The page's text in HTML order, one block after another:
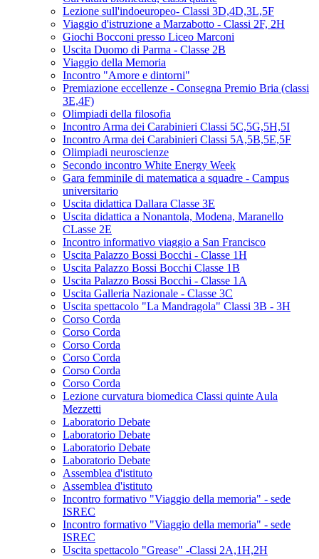
Lezione sull'indoeuropeo- Classi 3D,4D,3L,5F
Viaggio d'istruzione a Marzabotto - Classi 2F, 2H
Giochi Bocconi presso Liceo Marconi
Uscita Duomo di Parma - Classe 2B
Viaggio della Memoria
Incontro "Amore e dintorni"
Premiazione eccellenze - Consegna Premio Bria (classi
3E,4F)
Olimpiadi della filosofia
Incontro Arma dei Carabinieri Classi 5C,5G,5H,5I
Incontro Arma dei Carabinieri Classi 5A,5B,5E,5F
Olimpiadi neuroscienze
Secondo incontro White Energy Week
Gara femminile di matematica a squadre - Campus
universitario
Uscita didattica Dallara Classe 3E
Uscita didattica a Nonantola, Modena, Maranello
CLasse 2E
Incontro informativo viaggio a San Francisco
Uscita Palazzo Bossi Bocchi - Classe 1H
Uscita Palazzo Bossi Bocchi Classe 1B
Uscita Palazzo Bossi Bocchi - Classe 1A
Uscita Galleria Nazionale - Classe 3C
Uscita spettacolo "La Mandragola" Classi 3B - 3H
Corso Corda
Corso Corda
Corso Corda
Corso Corda
Corso Corda
Corso Corda
Lezione curvatura biomedica Classi quinte Aula
Mezzetti
Laboratorio Debate
Laboratorio Debate
Laboratorio Debate
Laboratorio Debate
Assemblea d'istituto
Assemblea d'istituto
Incontro formativo "Viaggio della memoria" - sede
ISREC
Incontro formativo "Viaggio della memoria" - sede
ISREC
Uscita spettacolo "Grease" -Classi 2A,1H,2H